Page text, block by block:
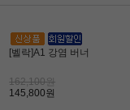
[벨락]A1 강염 버너
162,100원
145,800원